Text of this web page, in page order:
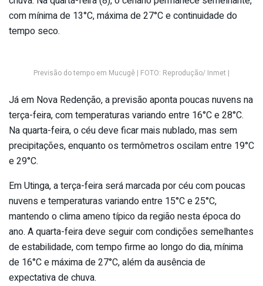
com mínima de 13°C, máxima de 27°C e continuidade do
tempo seco.
Previsão do tempo em Mucugê | FOTO: Reprodução/ Inmet |
Já em Nova Redenção, a previsão aponta poucas nuvens na
terça-feira, com temperaturas variando entre 16°C e 28°C.
Na quarta-feira, o céu deve ficar mais nublado, mas sem
precipitações, enquanto os termômetros oscilam entre 19°C
e 29°C.
Em Utinga, a terça-feira será marcada por céu com poucas
nuvens e temperaturas variando entre 15°C e 25°C,
mantendo o clima ameno típico da região nesta época do
ano. A quarta-feira deve seguir com condições semelhantes
de estabilidade, com tempo firme ao longo do dia, mínima
de 16°C e máxima de 27°C, além da ausência de
expectativa de chuva.